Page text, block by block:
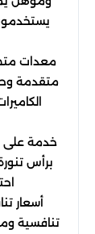
معدات
متقدمة
خدمة على
برأس
أسعار
تنافسية